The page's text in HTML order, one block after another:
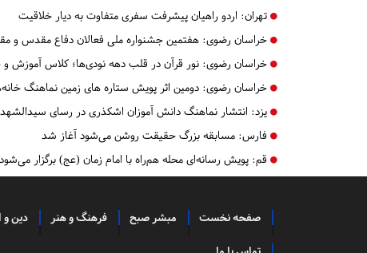
تهران: اردو راهیان پیشرفت سفری متفاوت به دیار خلاقیت
خراسان رضوی: هفتمین جشنواره ملی فعالان دفاع مقدس و
خراسان رضوی: نور قرآن در قلب دهه نودی‌ها؛ کلاس آموزش
خراسان رضوی: دومین اثر پویش ستاره های زمین نماهنگ
یزد: انتشار نماهنگ دانش آموزان اشکذری در رسای
فارس: مسابقه بزرگ حقیقت روشن می‌شود آغاز شد
قم: پویش رسانه‌ای محله هم‌راه با امام زمان (عج) برگزار می‌شود
صفحه نخست مبشر صبح فرهنگ و هنر دین و